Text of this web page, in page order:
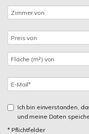
Ich bin einverstanden,
und meine Daten
* Pflichtfelder